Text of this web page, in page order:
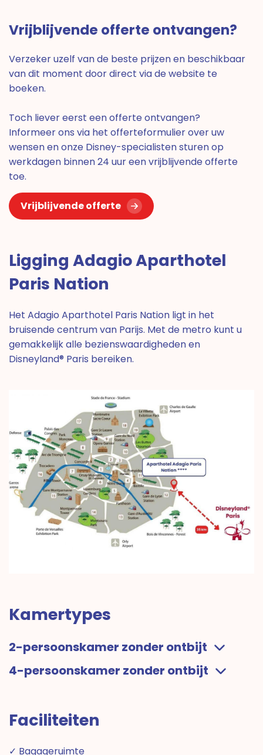
Vrijblijvende offerte ontvangen?
Verzeker uzelf van de beste prijzen en beschikbaar
van dit moment door direct via de website te
boeken.
Toch liever eerst een offerte ontvangen?
Informeer ons via het offerteformulier over uw
wensen en onze Disney-specialisten sturen op
werkdagen binnen 24 uur een vrijblijvende offerte
toe.
Vrijblijvende offerte
Ligging Adagio Aparthotel
Paris Nation
Het Adagio Aparthotel Paris Nation ligt in het
bruisende centrum van Parijs. Met de metro kunt u
gemakkelijk alle bezienswaardigheden en
Disneyland® Paris bereiken.
Kamertypes
2-persoonskamer zonder ontbijt
4-persoonskamer zonder ontbijt
Faciliteiten
✓ Bagageruimte